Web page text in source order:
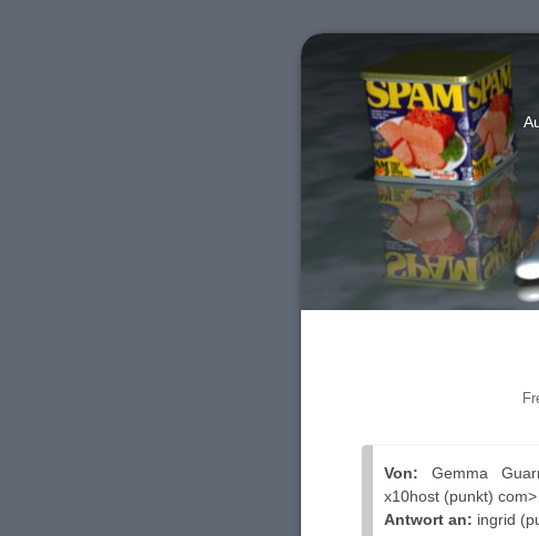
Von: Gemma
x10host (punkt) com>
Antwort an: ingrid